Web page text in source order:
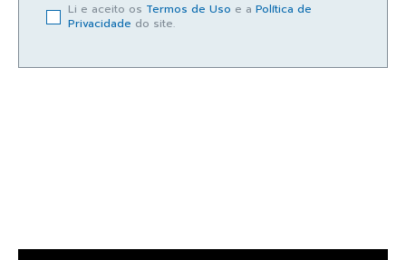
Li e aceito os Termos de Uso e a Política de
Privacidade do site.